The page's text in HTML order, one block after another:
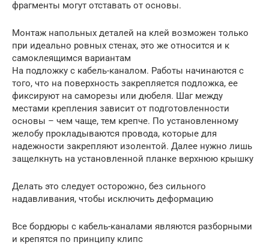
фрагменты могут отставать от основы.
Монтаж напольных деталей на клей возможен только
при идеально ровных стенах, это же относится и к
самоклеящимся вариантам
На подложку с кабель-каналом. Работы начинаются с
того, что на поверхность закрепляется подложка, ее
фиксируют на саморезы или дюбеля. Шаг между
местами крепления зависит от подготовленности
основы – чем чаще, тем крепче. По установленному
желобу прокладываются провода, которые для
надежности закрепляют изолентой. Далее нужно лишь
защелкнуть на установленной планке верхнюю крышку
Делать это следует осторожно, без сильного
надавливания, чтобы исключить деформацию
Все бордюры с кабель-каналами являются разборными
и крепятся по принципу клипс